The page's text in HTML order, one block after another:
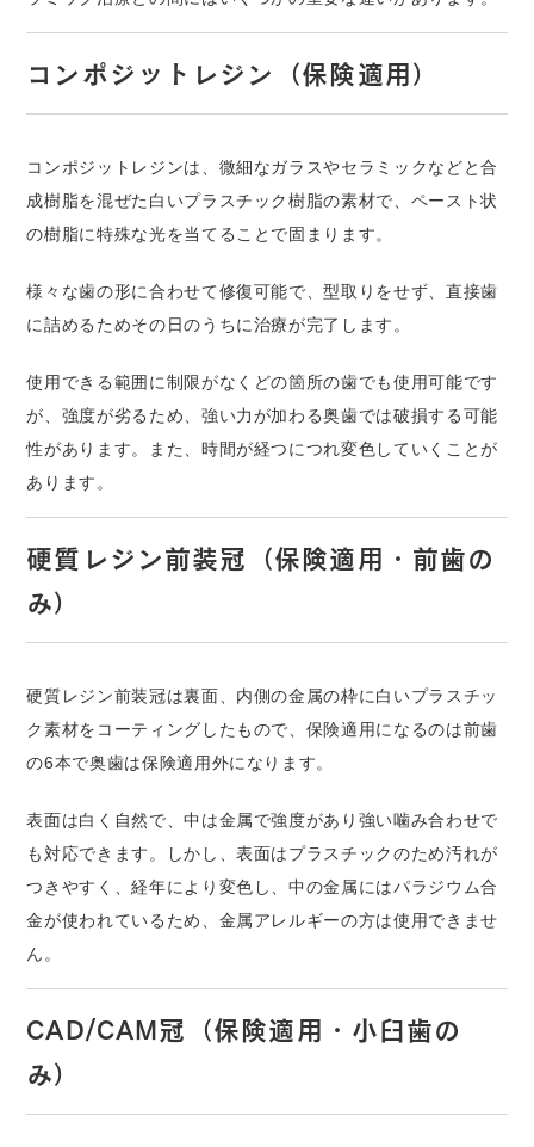
コンポジットレジン（保険適用）
コンポジットレジンは、微細なガラスやセラミックなどと合
成樹脂を混ぜた白いプラスチック樹脂の素材で、ペースト状
の樹脂に特殊な光を当てることで固まります。
様々な歯の形に合わせて修復可能で、型取りをせず、直接歯
に詰めるためその日のうちに治療が完了します。
使用できる範囲に制限がなくどの箇所の歯でも使用可能です
が、強度が劣るため、強い力が加わる奥歯では破損する可能
性があります。また、時間が経つにつれ変色していくことが
あります。
硬質レジン前装冠（保険適用・前歯の
み）
硬質レジン前装冠は裏面、内側の金属の枠に白いプラスチッ
ク素材をコーティングしたもので、保険適用になるのは前歯
の6本で奥歯は保険適用外になります。
表面は白く自然で、中は金属で強度があり強い噛み合わせで
も対応できます。しかし、表面はプラスチックのため汚れが
つきやすく、経年により変色し、中の金属にはパラジウム合
金が使われているため、金属アレルギーの方は使用できませ
ん。
CAD/CAM冠（保険適用・小臼歯の
み）